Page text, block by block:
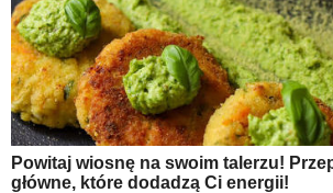
Powitaj wiosnę na swoim talerzu!
główne, które dodadzą Ci energii!